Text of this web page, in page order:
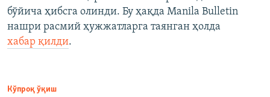
бўйича ҳибсга олинди. Бу ҳақда Manila Bulletin
нашри расмий ҳужжатларга таянган ҳолда
хабар қилди.
Кўпроқ ўқиш